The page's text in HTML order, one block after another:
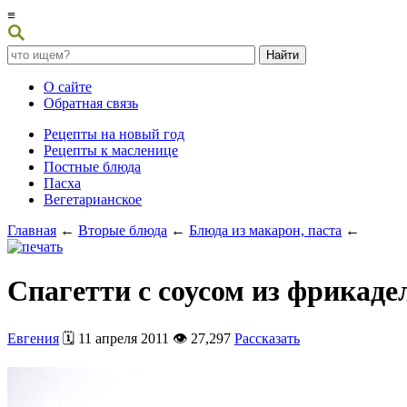
≡
О сайте
Обратная связь
Рецепты на новый год
Рецепты к масленице
Постные блюда
Пасха
Вегетарианское
Главная ← Вторые блюда ← Блюда из макарон, паста ←
Спагетти с соусом из
Евгения 🗓️ 11 апреля 2011 👁️ 27,297 Рассказать